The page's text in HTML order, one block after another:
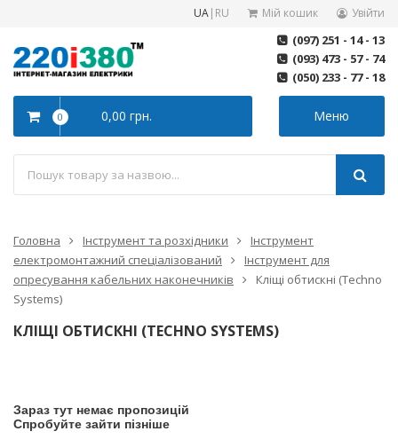
UA| RU Мій кошик Увійти
(097) 251 - 14 - 13
(093) 473 - 57 - 74
(050) 233 - 77 - 18
Меню
0 0,00 грн.
Головна Інструмент та розхідники
Інструмент
електромонтажний спеціалізований
Інструмент для
опресування кабельних наконечників
Кліщі обтискні (Techno
Systems)
КЛІЩІ ОБТИСКНІ (TECHNO SYSTEMS)
Зараз тут немає пропозицій
Спробуйте зайти пізніше